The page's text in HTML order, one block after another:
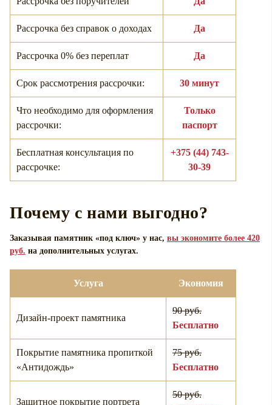
Рассрочка без справок о доходах Да
Рассрочка 0% без переплат Да
Срок рассмотрения рассрочки: 30 минут
Что необходимо для оформления
рассрочки:
Только
паспорт
Бесплатная консультация по
рассрочке:
+375 (44) 743-
30-39
Почему с нами выгодно?
Заказывая памятник «под ключ» у нас, вы экономите более 420
руб. на дополнительных услугах.
Услуга Экономия
Дизайн-проект памятника
90 руб.
Бесплатно
Покрытие памятника пропиткой
«Антидождь»
75 руб.
Бесплатно
Защитное покрытие портрета
50 руб.